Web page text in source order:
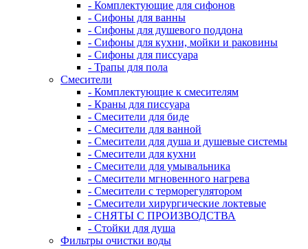
- Комплектующие для сифонов
- Сифоны для ванны
- Сифоны для душевого поддона
- Сифоны для кухни, мойки и раковины
- Сифоны для писсуара
- Трапы для пола
Смесители
- Комплектующие к смесителям
- Краны для писсуара
- Смесители для биде
- Смесители для ванной
- Смесители для душа и душевые системы
- Смесители для кухни
- Смесители для умывальника
- Смесители мгновенного нагрева
- Смесители с терморегулятором
- Смесители хирургические локтевые
- СНЯТЫ С ПРОИЗВОДСТВА
- Стойки для душа
Фильтры очистки воды